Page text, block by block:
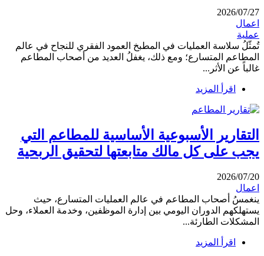
2026/07/27
اعمال
عملية
تُمثّلُ سلاسة العمليات في المطبخ العمود الفقري للنجاح في عالم
المطاعم المتسارع؛ ومع ذلك، يغفلُ العديد من أصحاب المطاعم
غالباً عن الأثر...
اقرأ المزيد
التقارير الأسبوعية الأساسية للمطاعم التي
يجب على كل مالك متابعتها لتحقيق الربحية
2026/07/20
اعمال
ينغمسُ أصحاب المطاعم في عالم العمليات المتسارع، حيث
يستهلكهم الدوران اليومي بين إدارة الموظفين، وخدمة العملاء، وحل
المشكلات الطارئة...
اقرأ المزيد